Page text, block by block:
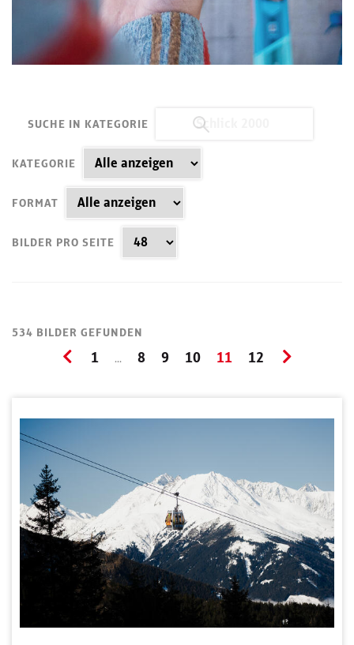
SUCHE IN KATEGORIE
KATEGORIE
FORMAT
BILDER PRO SEITE
534 BILDER GEFUNDEN
1 ... 8 9 10 11 12